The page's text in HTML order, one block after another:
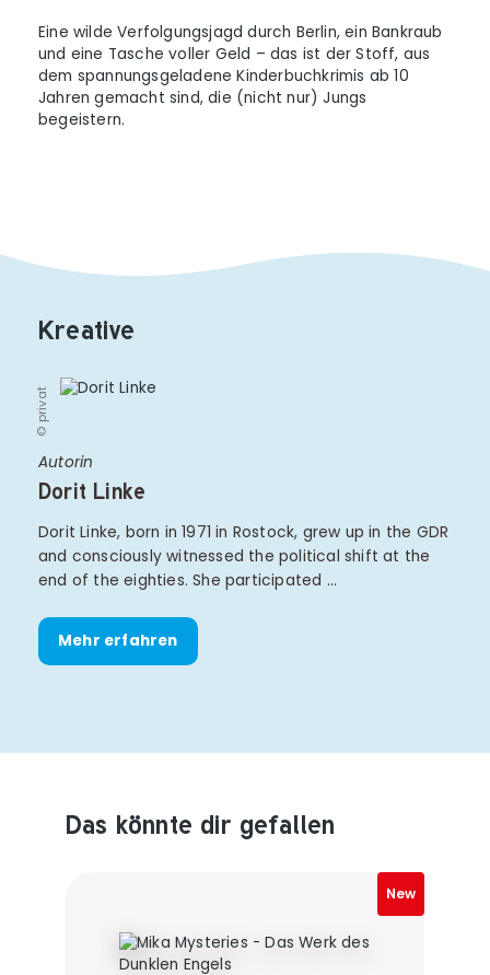
Eine wilde Verfolgungsjagd durch Berlin, ein Bankraub
und eine Tasche voller Geld – das ist der Stoff, aus
dem spannungsgeladene Kinderbuchkrimis ab 10
Jahren gemacht sind, die (nicht nur) Jungs
begeistern.
Kreative
© privat
Autorin
Dorit Linke
Dorit Linke, born in 1971 in Rostock, grew up in the GDR
and consciously witnessed the political shift at the
end of the eighties. She participated …
Mehr erfahren
Produktempfehlungen überspringen
Das könnte dir gefallen
New